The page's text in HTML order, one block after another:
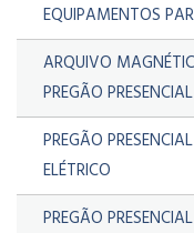
EQUIPAMENTOS
ARQUIVO
PREGÃO
PREGÃO
ELÉTRICO
PREGÃO